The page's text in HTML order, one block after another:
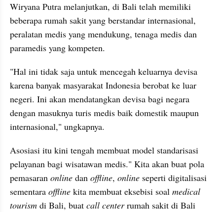
Wiryana Putra melanjutkan, di Bali telah memiliki
beberapa rumah sakit yang berstandar internasional,
peralatan medis yang mendukung, tenaga medis dan
paramedis yang kompeten.
"Hal ini tidak saja untuk mencegah keluarnya devisa
karena banyak masyarakat Indonesia berobat ke luar
negeri. Ini akan mendatangkan devisa bagi negara
dengan masuknya turis medis baik domestik maupun
internasional," ungkapnya.
Asosiasi itu kini tengah membuat model standarisasi
pelayanan bagi wisatawan medis." Kita akan buat pola
pemasaran online dan offline, online seperti digitalisasi
sementara offline kita membuat eksebisi soal medical
tourism di Bali, buat call center rumah sakit di Bali